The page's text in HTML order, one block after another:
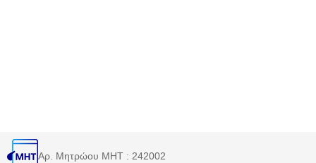
Αρ. Μητρώου MHT : 242002